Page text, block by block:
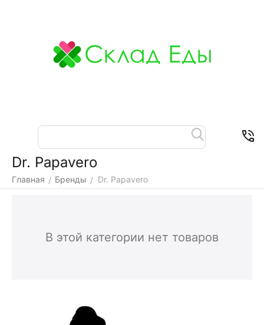
Dr. Papavero
Главная / Бренды / Dr. Papavero
В этой категории нет товаров